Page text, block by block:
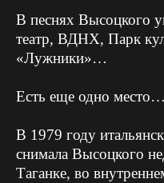
В песнях Высоцкого
театр, ВДНХ, Парк
«Лужники»…
Есть еще одно место…
В 1979 году
снимала Высоцкого
Таганке, во